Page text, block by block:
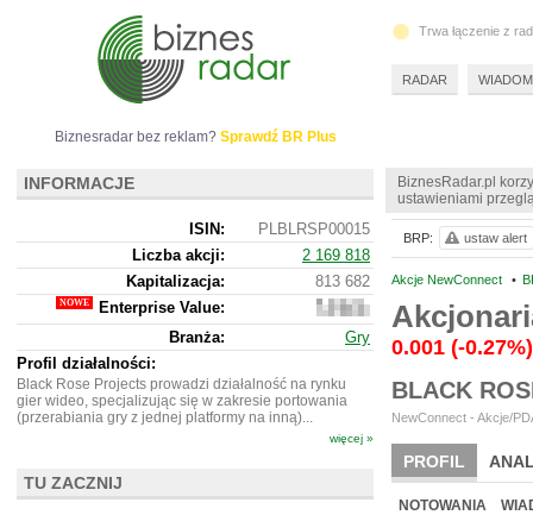
BiznesRadar.pl
ustawieniami
Akcje NewConnect •
0.001 (-0.27%)
BLACK
NewConnect - Akcje/
PROFIL
BR LAB
NOTOWANIA
BRP: ustaw alert
Biznesradar bez reklam? Sprawdź BR Plus
INFORMACJE
ISIN:
PLBLRSP00015
Liczba akcji:
2 169 818
Kapitalizacja:
813 682
Enterprise Value:
809
682
Branża:
Gry
Profil działalności:
Black Rose Projects prowadzi działalność na rynku
gier wideo, specjalizując się w zakresie portowania
(przerabiania gry z jednej platformy na inną)...
więcej »
TU ZACZNIJ
Trwa łączenie z
RADAR